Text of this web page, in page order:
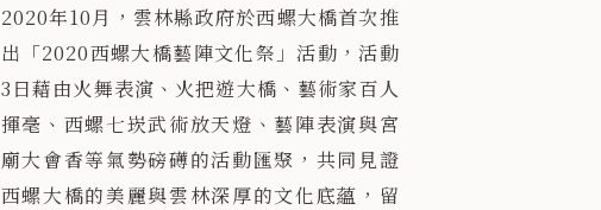
2020年10月，雲林縣政府於西螺大橋首次推
出「2020西螺大橋藝陣文化祭」活動，活動
3日藉由火舞表演、火把遊大橋、藝術家百人
揮毫、西螺七崁武術放天燈、藝陣表演與宮
廟大會香等氣勢磅礡的活動匯聚，共同見證
西螺大橋的美麗與雲林深厚的文化底蘊，留